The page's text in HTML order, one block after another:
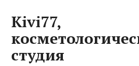
Kivi77,
студия